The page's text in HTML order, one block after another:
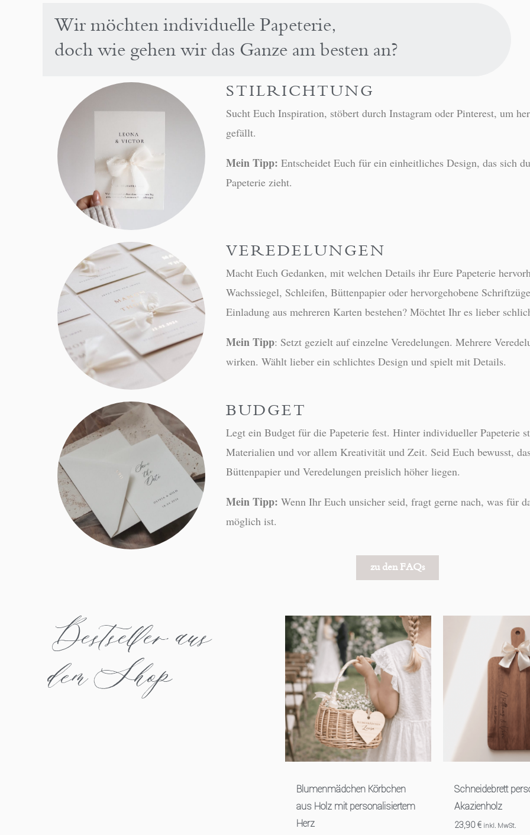
Wir möchten individuelle Papeterie,
doch wie gehen wir das Ganze am besten an?
STILRICHTUNG
Sucht Euch Inspiration, stöbert durch Instagram oder Pinterest, um
gefällt.
Mein Tipp: Entscheidet Euch für ein einheitliches Design, das sich
Papeterie zieht.
VEREDELUNGEN
Macht Euch Gedanken, mit welchen Details ihr Eure Papeterie
Wachssiegel, Schleifen, Büttenpapier oder hervorgehobene
Einladung aus mehreren Karten bestehen? Möchtet Ihr es lieber
Mein Tipp: Setzt gezielt auf einzelne Veredelungen. Mehrere
wirken. Wählt lieber ein schlichtes Design und spielt mit Details.
BUDGET
Legt ein Budget für die Papeterie fest. Hinter individueller Papeterie
Materialien und vor allem Kreativität und Zeit. Seid Euch bewusst,
Büttenpapier und Veredelungen preislich höher liegen.
Mein Tipp: Wenn Ihr Euch unsicher seid, fragt gerne nach, was für
möglich ist.
zu den FAQs
Bestseller aus
dem Shop
Blumenmädchen Körbchen
aus Holz mit personalisiertem
Herz
Schneidebrett
Akazienholz
23,90€ inkl. MwSt.